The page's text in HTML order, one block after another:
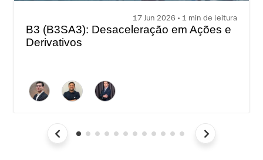
17 Jun 2026 • 1 min de leitura
B3 (B3SA3): Desaceleração em Ações e
Derivativos